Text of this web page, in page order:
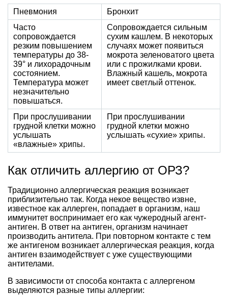
Пневмония
Бронхит
Часто
сопровождается
резким повышением
температуры до 38-
39° и лихорадочным
состоянием.
Температура может
незначительно
повышаться.
Сопровождается сильным
сухим кашлем. В некоторых
случаях может появиться
мокрота зеленоватого цвета
или с прожилками крови.
Влажный кашель, мокрота
имеет светлый оттенок.
При прослушивании
грудной клетки можно
услышать
«влажные» хрипы.
При прослушивании
грудной клетки можно
услышать «сухие» хрипы.
Как отличить аллергию от ОРЗ?
Традиционно аллергическая реакция возникает
приблизительно так. Когда некое вещество извне,
известное как аллерген, попадает в организм, наш
иммунитет воспринимает его как чужеродный агент-
антиген. В ответ на антиген, организм начинает
производить антитела. При повторном контакте с тем
же антигеном возникает аллергическая реакция, когда
антиген взаимодействует с уже существующими
антителами.
В зависимости от способа контакта с аллергеном
выделяются разные типы аллергии: